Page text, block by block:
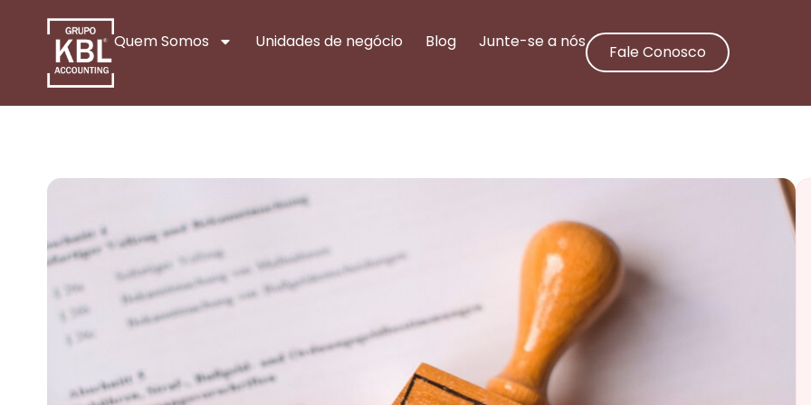
Quem Somos Unidades de negócio Blog Junte-se a nós
Fale Conosco